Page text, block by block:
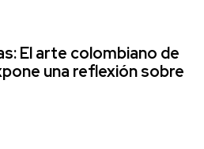
El arte colombiano de
una reflexión sobre